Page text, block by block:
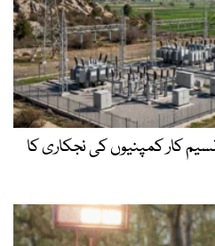
کی 3 بڑی تقسیم کار کمپنیوں کی نجکاری کا